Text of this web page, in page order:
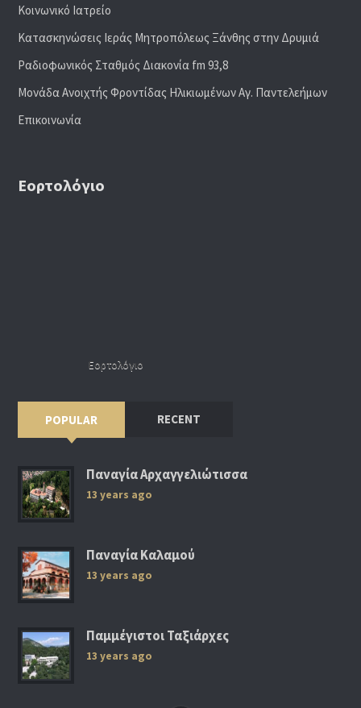
Κοινωνικό Ιατρείο
Κατασκηνώσεις Ιεράς Μητροπόλεως Ξάνθης στην Δρυμιά
Ραδιoφωνικός Σταθμός Διακονία fm 93,8
Μονάδα Ανοιχτής Φροντίδας Ηλικιωμένων Αγ. Παντελεήμων
Επικοινωνία
Εορτολόγιο
Εορτολόγιο
POPULAR RECENT
Παναγία Αρχαγγελιώτισσα
13 years ago
Παναγία Καλαμού
13 years ago
Παμμέγιστοι Ταξιάρχες
13 years ago